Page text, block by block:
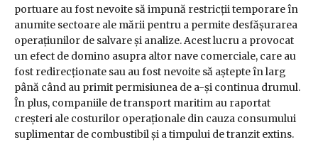
portuare au fost nevoite să impună restricții temporare în
anumite sectoare ale mării pentru a permite desfășurarea
operațiunilor de salvare și analize. Acest lucru a provocat
un efect de domino asupra altor nave comerciale, care au
fost redirecționate sau au fost nevoite să aștepte în larg
până când au primit permisiunea de a-și continua drumul.
În plus, companiile de transport maritim au raportat
creșteri ale costurilor operaționale din cauza consumului
suplimentar de combustibil și a timpului de tranzit extins.